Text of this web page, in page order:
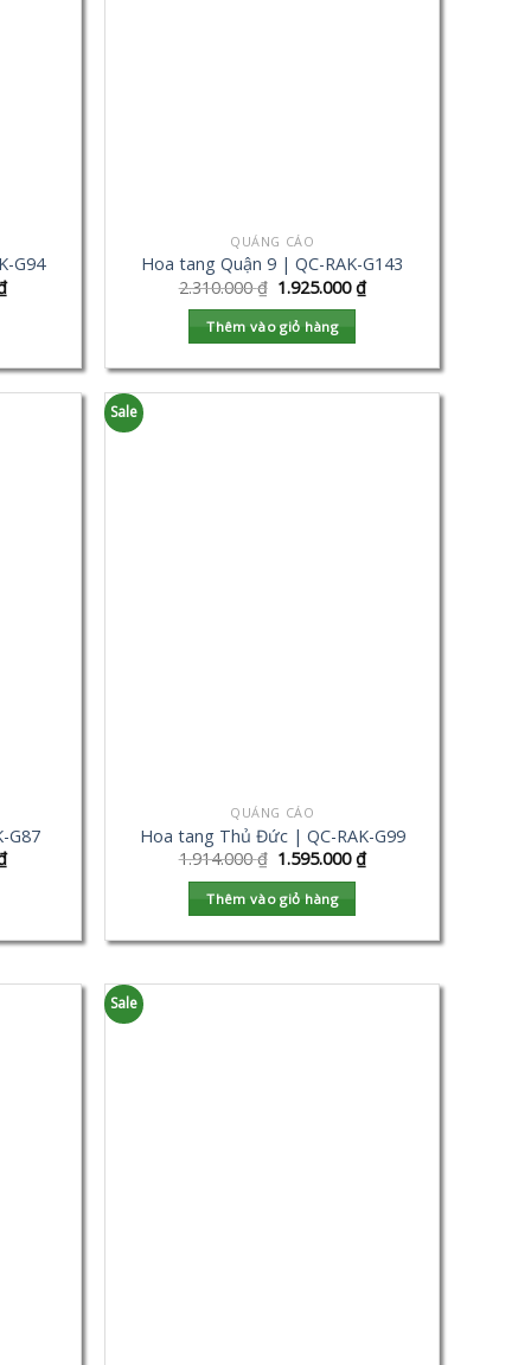
G94
QUẢNG CÁO
Hoa tang Quận 9 | QC-RAK-G143
2.310.000₫ 1.925.000₫
Thêm vào giỏ hàng
G87
Sale
QUẢNG CÁO
Hoa tang Thủ Đức | QC-RAK-G99
1.914.000₫ 1.595.000₫
Thêm vào giỏ hàng
Sale